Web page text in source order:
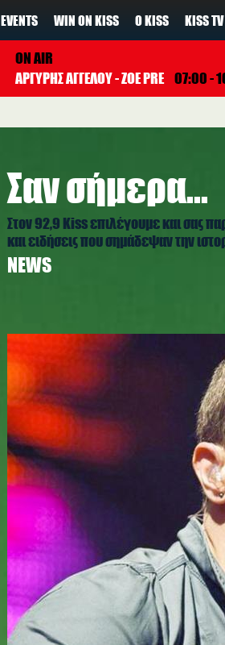
EVENTS WIN ON KISS Ο KISS KISS TV
ON AIR
ΑΡΓΥΡΗΣ ΑΓΓΕΛΟΥ - ZOE PRE 07:00 -
Σαν σήμερα...
Στον 92,9 Kiss επιλέγουμε και σας
και ειδήσεις που σημάδεψαν την
NEWS
chris-martin-5.jpg